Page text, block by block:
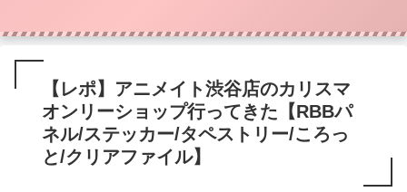
【レポ】アニメイト渋谷店のカリスマ
オンリーショップ行ってきた【RBBパ
ネル/ステッカー/タペストリー/ころっ
と/クリアファイル】